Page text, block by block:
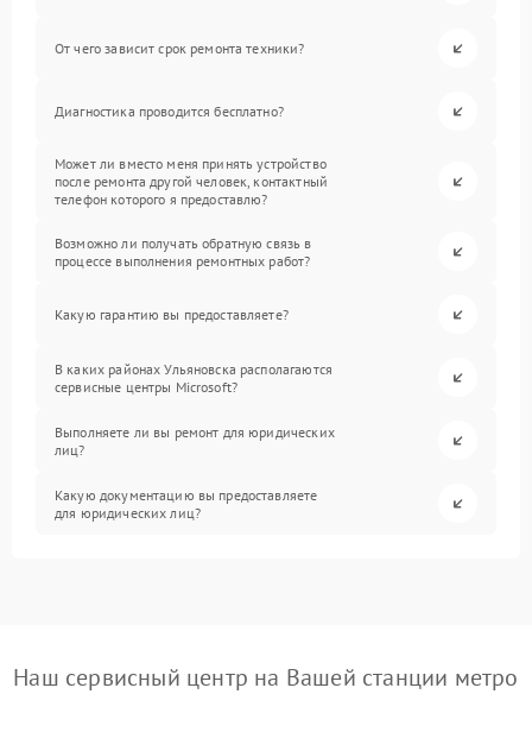
От чего зависит срок ремонта техники?
Диагностика проводится бесплатно?
Может ли вместо меня принять устройство
после ремонта другой человек, контактный
телефон которого я предоставлю?
Возможно ли получать обратную связь в
процессе выполнения ремонтных работ?
Какую гарантию вы предоставляете?
В каких районах Ульяновска располагаются
сервисные центры Microsoft?
Выполняете ли вы ремонт для юридических
лиц?
Какую документацию вы предоставляете
для юридических лиц?
Наш сервисный центр на Вашей станции метро